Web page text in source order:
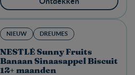
NIEUW DREUMES
NESTLÉ Sunny Fruits
Banaan Sinaasappel Biscuit
12+ maanden